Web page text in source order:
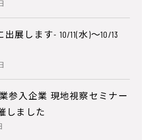
出展します- 10/11(水)～10/13
業参入企業 現地視察セミナー
しました